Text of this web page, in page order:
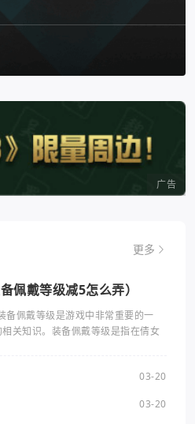
广告
更多
佩戴等级减5怎么弄）
备佩戴等级是游戏中非常重要的一
关知识。装备佩戴等级是指在倩女
03-20
03-20